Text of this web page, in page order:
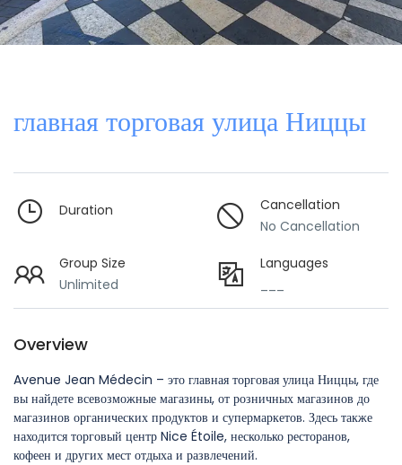
главная торговая улица Ниццы
Duration
Cancellation
No Cancellation
Group Size
Unlimited
Languages
Overview
Avenue Jean Médecin – это главная торговая улица Ниццы, где
вы найдете всевозможные магазины, от розничных магазинов до
магазинов органических продуктов и супермаркетов. Здесь также
находится торговый центр Nice Étoile, несколько ресторанов,
кофеен и других мест отдыха и развлечений.